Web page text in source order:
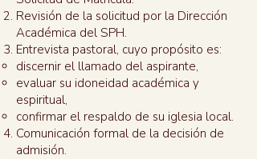
Revisión de la solicitud por la Dirección
Académica del SPH.
Entrevista pastoral, cuyo propósito es:
discernir el llamado del aspirante,
evaluar su idoneidad académica y
espiritual,
confirmar el respaldo de su iglesia local.
Comunicación formal de la decisión de
admisión.